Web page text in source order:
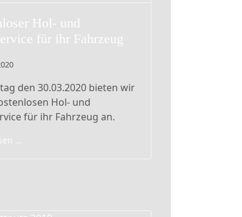
Hol- und
für ihr Fahrzeug
den 30.03.2020 bieten wir
Hol- und
für ihr Fahrzeug an.
…